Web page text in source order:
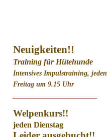
Neuigkeiten!!
Training für Hütehunde
Intensives Impulstraining, jeden
Freitag um 9.15 Uhr
Welpenkurs!!
jeden Dienstag